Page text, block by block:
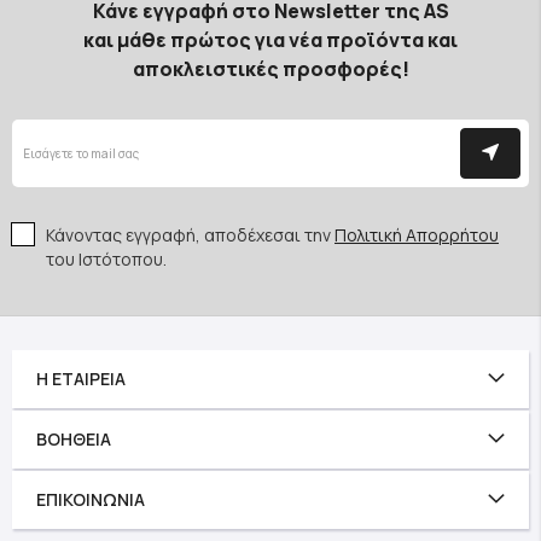
Κάνε εγγραφή στο Newsletter της AS
και μάθε πρώτος για νέα προϊόντα και
αποκλειστικές προσφορές!
Κάνοντας εγγραφή, αποδέχεσαι τηνΠολιτική Απορρήτου
του Ιστότοπου.
Η ΕΤΑΙΡΕΊΑ
ΒΟΉΘΕΙΑ
ΕΠΙΚΟΙΝΩΝΊΑ